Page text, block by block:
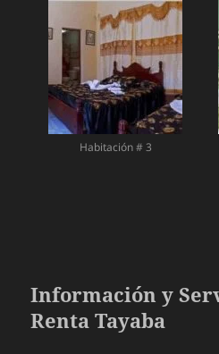
Habitación # 3
Información y
Renta Tayaba